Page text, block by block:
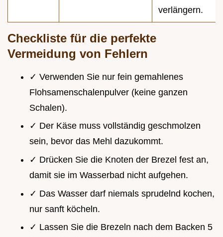
verlängern.
Checkliste für die perfekte
Vermeidung von Fehlern
✓ Verwenden Sie nur fein gemahlenes
Flohsamenschalenpulver (keine ganzen
Schalen).
✓ Der Käse muss vollständig geschmolzen
sein, bevor das Mehl dazukommt.
✓ Drücken Sie die Knoten der Brezel fest an,
damit sie im Wasserbad nicht aufgehen.
✓ Das Wasser darf niemals sprudelnd kochen,
nur sanft köcheln.
✓ Lassen Sie die Brezeln nach dem Backen 5